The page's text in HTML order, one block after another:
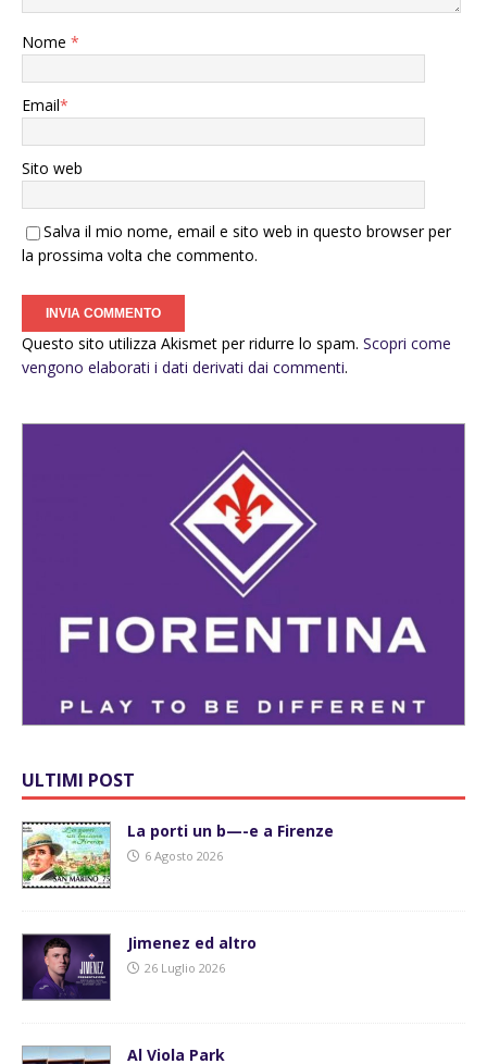
Nome *
Email*
Sito web
Salva il mio nome, email e sito web in questo browser per
la prossima volta che commento.
Questo sito utilizza Akismet per ridurre lo spam. Scopri come
vengono elaborati i dati derivati dai commenti.
ULTIMI POST
La porti un b—-e a Firenze
6 Agosto 2026
Jimenez ed altro
26 Luglio 2026
Al Viola Park